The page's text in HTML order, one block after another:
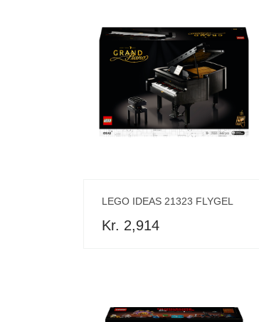
LEGO IDEAS 21323 FLYGEL
Kr. 2,914